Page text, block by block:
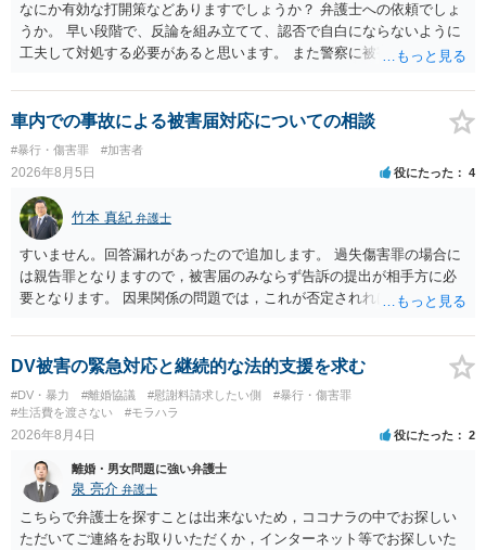
なにか有効な打開策などありますでしょうか？ 弁護士への依頼でしょ
うか。 早い段階で、反論を組み立てて、認否で自白にならないように
工夫して対処する必要があると思います。 また警察に被害届を出すと
告訴状を作って証拠をそろえて出すことでしょう。
車内での事故による被害届対応についての相談
#暴行・傷害罪 #加害者
2026年8月5日 役にたった 4
竹本 真紀 弁護士
すいません。回答漏れがあったので追加します。 過失傷害罪の場合に
は親告罪となりますので，被害届のみならず告訴の提出が相手方に必
要となります。 因果関係の問題では，これが否定されれば ①刑事的に
断されれば処罰規定がない状態になると思います。 ②民事的には傷害
部分が否定されますので，暴行行為自体による損害（慰謝料的なもの
DV被害の緊急対応と継続的な法的支援を求む
#DV・暴力 #離婚協議 #慰謝料請求したい側
#暴行・傷害罪
#生活費を渡さない
#モラハラ
2026年8月4日 役にたった 2
離婚・男女問題に強い弁護士
泉 亮介 弁護士
こちらで弁護士を探すことは出来ないため，ココナラの中でお探しい
ただいてご連絡をお取りいただくか，インターネット等でお探しいた